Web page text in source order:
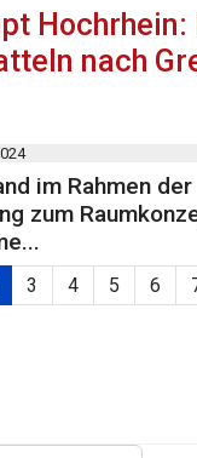
nach
im Rahmen der
zum
3 4 5 6